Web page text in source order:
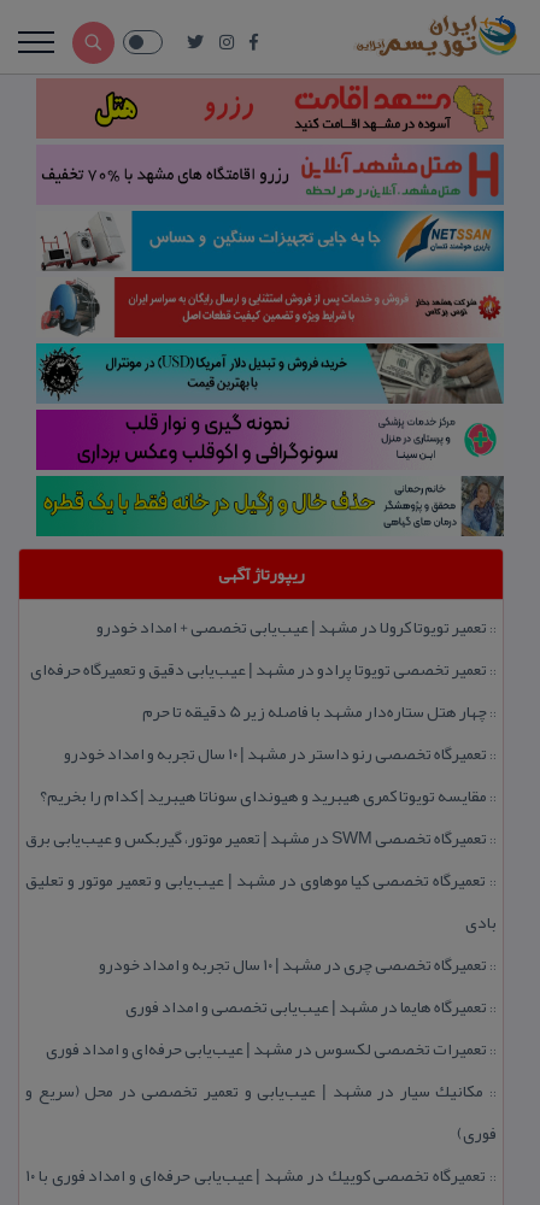
ریپورتاژ آگهی
:: تعمیر تویوتا كرولا در مشهد | عیب‌یابی تخصصی + امداد خودرو
:: تعمیر تخصصی تویوتا پرادو در مشهد | عیب‌یابی دقیق و تعمیرگاه حرفه‌ای
::چهار هتل‌ ستاره‌دار مشهد با فاصله زیر 5 دقیقه تا حرم
:: تعمیرگاه تخصصی رنو داستر در مشهد | ۱۰ سال تجربه و امداد خودرو
:: مقایسه تویوتا كمری هیبرید و هیوندای سوناتا هیبرید | كدام را بخریم؟
:: تعمیرگاه تخصصی SWM در مشهد | تعمیر موتور، گیربكس و عیب‌یابی برق
:: تعمیرگاه تخصصی كیا موهاوی در مشهد | عیب‌یابی و تعمیر موتور و تعلیق
بادی
:: تعمیرگاه تخصصی چری در مشهد | ۱۰ سال تجربه و امداد خودرو
:: تعمیرگاه هایما در مشهد | عیب‌یابی تخصصی و امداد فوری
:: تعمیرات تخصصی لكسوس در مشهد | عیب‌یابی حرفه‌ای و امداد فوری
:: مكانیك سیار در مشهد | عیب‌یابی و تعمیر تخصصی در محل (سریع و
فوری)
::
تعمیرگاه تخصصی كوییك در مشهد | عیب‌یابی حرفه‌ای و امداد فوری با ۱۰